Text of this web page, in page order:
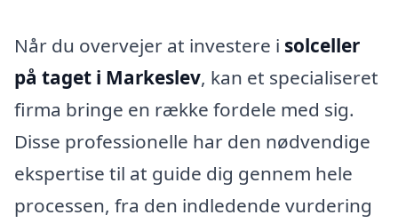
Når du overvejer at investere i solceller
på taget i Markeslev, kan et specialiseret
firma bringe en række fordele med sig.
Disse professionelle har den nødvendige
ekspertise til at guide dig gennem hele
processen, fra den indledende vurdering